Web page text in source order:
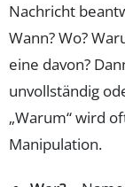
Nachricht
Wann? Wo?
eine davon?
unvollständig
„Warum“ wird
Manipulation.